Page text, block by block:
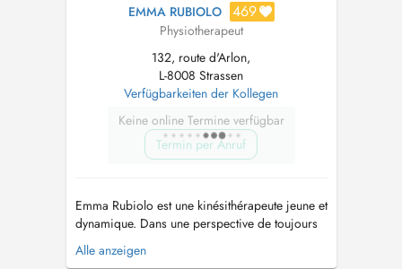
EMMA RUBIOLO 469
Physiotherapeut
132, route d'Arlon,
L-8008 Strassen
Verfügbarkeiten der Kollegen
Keine online Termine verfügbar
Termin per Anruf
Emma Rubiolo est une kinésithérapeute jeune et
dynamique. Dans une perspective de toujours
placer le patient au centre des soins, Emma est
à lécoute de ses patients et propose une
Alle anzeigen